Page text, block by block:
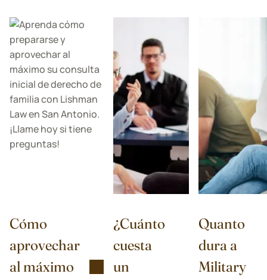
Cómo
aprovechar
al máximo
¿Cuánto
cuesta
un
Quanto
dura a
Military